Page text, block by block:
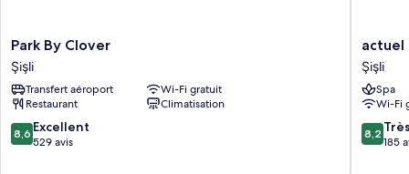
Park
By
Clover
Şişli
Park By Clover
Şişli
Transfert aéroport
Wi-Fi gratuit
Restaurant
Climatisation
8.6
sur
8,6 Excellent
529 avis
actuel
life
hotel
Şişli
Şişli
Spa
Wi-Fi
8.2
sur
8,2
185